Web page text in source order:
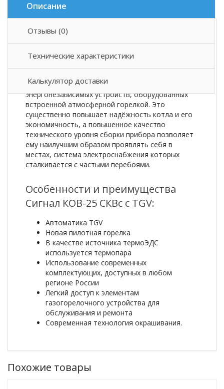
Описание
Отзывы (0)
Технические характеристики
Калькулятор доставки
Описание товара
водоснабжения помещений. Относится к типу
энергонезависимых устройств, оборудованных
встроенной атмосферной горелкой. Это
существенно повышает надёжность котла и его
экономичность, а повышенное качество
технического уровня сборки прибора позволяет
ему наилучшим образом проявлять себя в
местах, система электроснабжения которых
сталкивается с частыми перебоями.
Особенности и преимущества
Сигнал КОВ-25 СКВс с TGV:
Автоматика TGV
Новая пилотная горелка
В качестве источника термоЭДС
используется термопара
Использование современных
комплектующих, доступных в любом
регионе России
Легкий доступ к элементам
газогорелочного устройства для
обслуживания и ремонта
Современная технология окрашивания.
Похожие товары